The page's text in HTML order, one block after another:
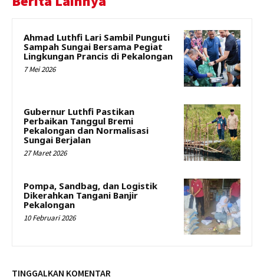
Ahmad Luthfi Lari Sambil Punguti
Sampah Sungai Bersama Pegiat
Lingkungan Prancis di Pekalongan
7 Mei 2026
Gubernur Luthfi Pastikan
Perbaikan Tanggul Bremi
Pekalongan dan Normalisasi
Sungai Berjalan
27 Maret 2026
Pompa, Sandbag, dan Logistik
Dikerahkan Tangani Banjir
Pekalongan
10 Februari 2026
TINGGALKAN KOMENTAR